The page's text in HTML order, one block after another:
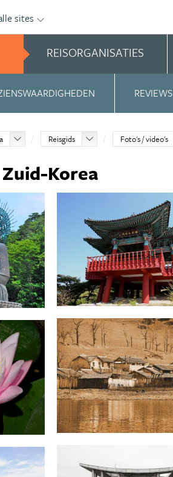
sites
REISORGANISATIES
REVIEWS
Reisgids Foto's / video's
Korea